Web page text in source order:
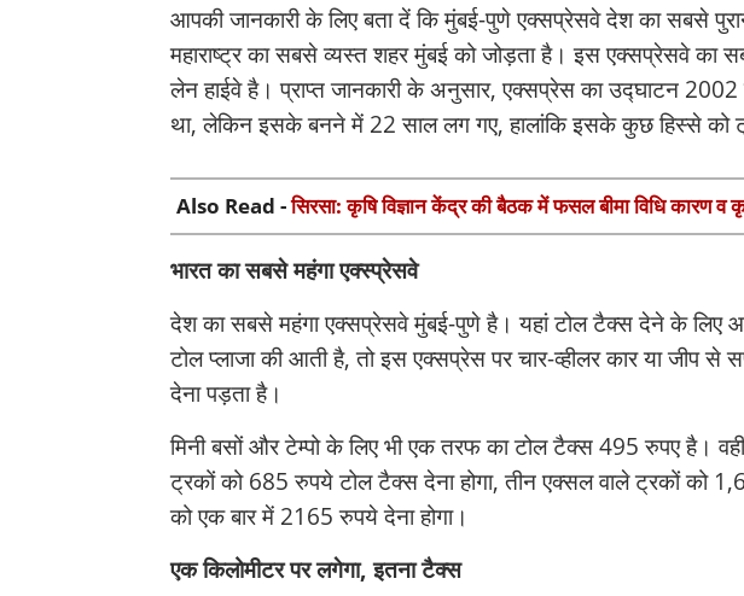
आपकी जानकारी के लिए बता दें कि मुंबई-पुणे एक्सप्रेसवे देश का सबसे
महाराष्ट्र का सबसे व्यस्त शहर मुंबई को जोड़ता है। इस एक्सप्रेसवे का
लेन हाईवे है। प्राप्त जानकारी के अनुसार, एक्सप्रेस का उद्घाटन 2002 में
था, लेकिन इसके बनने में 22 साल लग गए, हालांकि इसके कुछ हिस्से को
Also Read -सिरसा: कृषि विज्ञान केंद्र की बैठक में फसल बीमा विधि कारण व
भारत का सबसे महंगा एक्स्प्रेसवे
देश का सबसे महंगा एक्सप्रेसवे मुंबई-पुणे है। यहां टोल टैक्स देने के लिए
टोल प्लाजा की आती है, तो इस एक्सप्रेस पर चार-व्हीलर कार या
देना पड़ता है।
मिनी बसों और टेम्पो के लिए भी एक तरफ का टोल टैक्स 495 रुपए है।
ट्रकों को 685 रुपये टोल टैक्स देना होगा, तीन एक्सल वाले ट्रकों को
को एक बार में 2165 रुपये देना होगा।
एक किलोमीटर पर लगेगा, इतना टैक्स